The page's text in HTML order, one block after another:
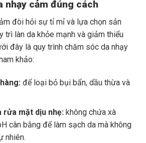
nhạy cảm đúng cách
đòi hỏi sự tỉ mỉ và lựa chọn sản
trì làn da khỏe mạnh và giảm thiểu
đây là quy trình chăm sóc da nhạy
khảo:
để loại bỏ bụi bẩn, dầu thừa và
rửa mặt dịu nhẹ: không chứa xà
cân bằng để làm sạch da mà không
nhiên.